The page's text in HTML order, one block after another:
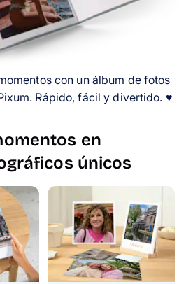
con un álbum de fotos
Rápido, fácil y divertido. ♥️
en
únicos